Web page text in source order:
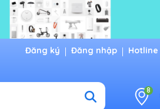
Đăng ký Đăng nhập
8